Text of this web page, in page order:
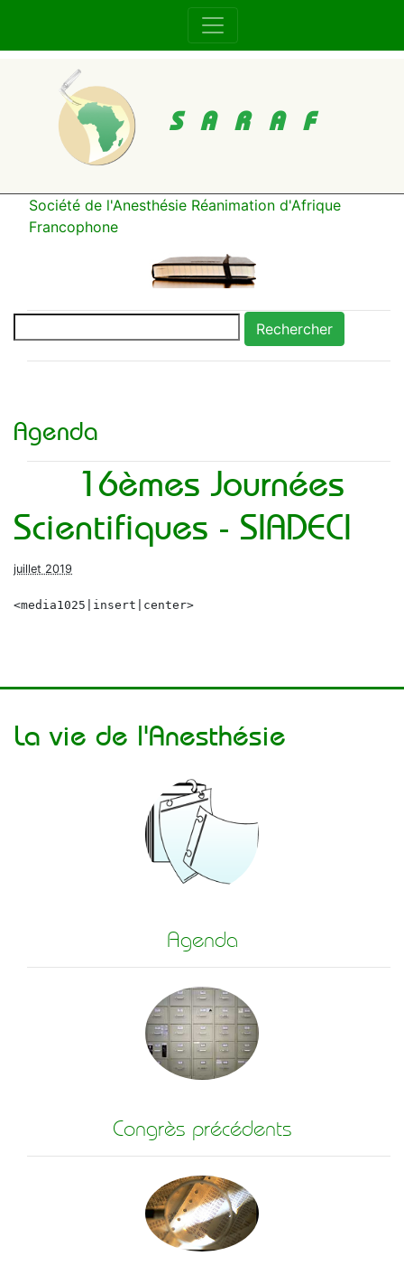
SARAF
Société de l'Anesthésie Réanimation d'Afrique
Francophone
Rechercher
Agenda
16èmes Journées
Scientifiques - SIADECI
juillet 2019
<media1025|insert|center>
La vie de l'Anesthésie
Agenda
Congrès précédents